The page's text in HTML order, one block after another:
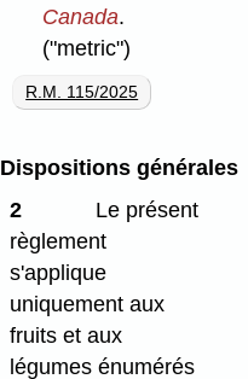
Canada.
("metric")
R.M. 115/2025
Dispositions générales
2
Le présent
règlement
s'applique
uniquement aux
fruits et aux
légumes énumérés